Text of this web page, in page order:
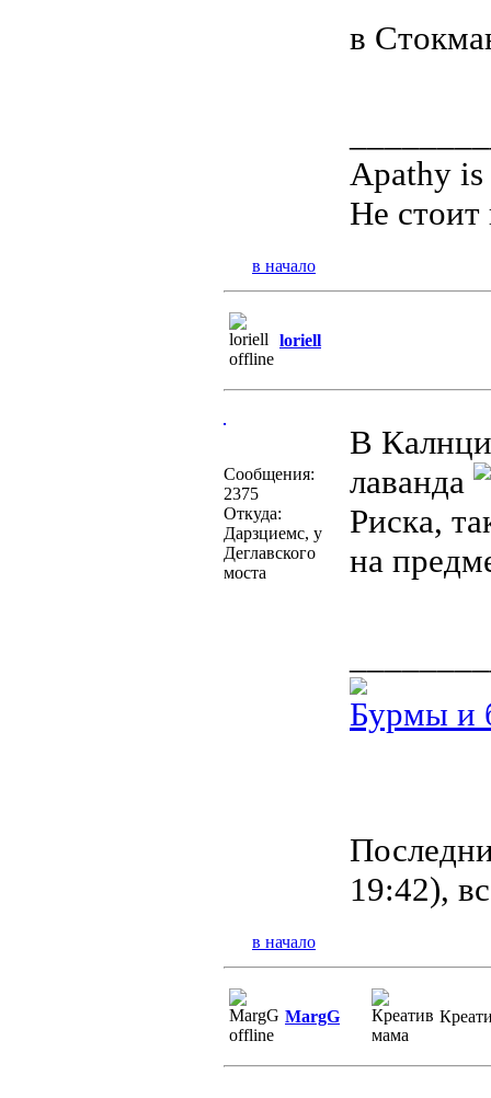
в
Apathy
Не стоит
в начало
loriell
Сообщения:
2375
Откуда:
Дарзциемс, у
Деглавского
моста
В
лаванда
Риска,
на
Бурмы и
19:42),
в начало
MargG